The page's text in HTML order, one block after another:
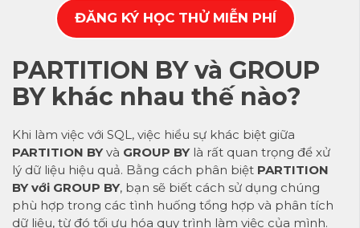
ĐĂNG KÝ HỌC THỬ MIỄN PHÍ
PARTITION BY và GROUP
BY khác nhau thế nào?
Khi làm việc với SQL, việc hiểu sự khác biệt giữa
PARTITION BYvà GROUP BYlà rất quan trọng để xử
lý dữ liệu hiệu quả. Bằng cách phân biệt PARTITION
BY với GROUP BY, bạn sẽ biết cách sử dụng chúng
phù hợp trong các tình huống tổng hợp và phân tích
dữ liệu, từ đó tối ưu hóa quy trình làm việc của mình.